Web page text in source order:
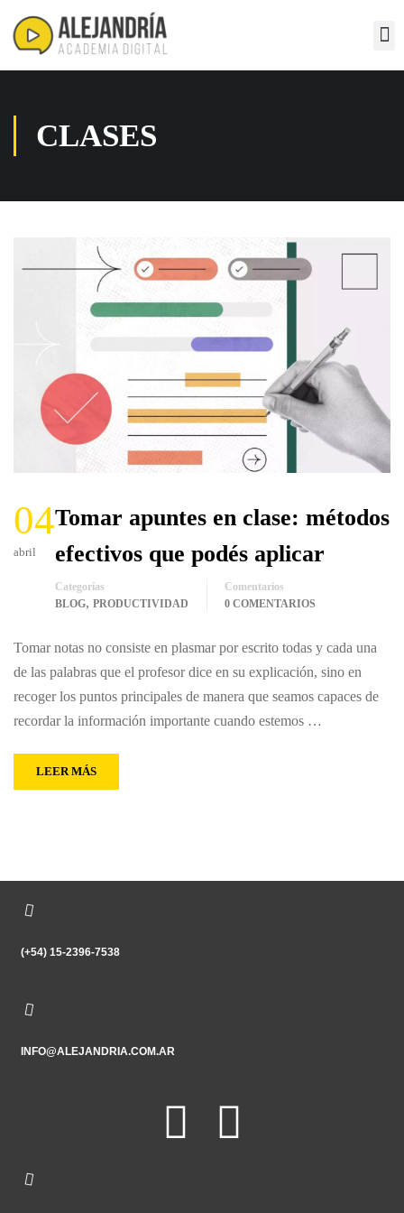
CLASES
04
abril
Tomar apuntes en clase: métodos
efectivos que podés aplicar
Categorías
BLOG, PRODUCTIVIDAD
Comentarios
0 COMENTARIOS
Tomar notas no consiste en plasmar por escrito todas y cada una
de las palabras que el profesor dice en su explicación, sino en
recoger los puntos principales de manera que seamos capaces de
recordar la información importante cuando estemos …
LEER MÁS
(+54) 15-2396-7538
INFO@ALEJANDRIA.COM.AR